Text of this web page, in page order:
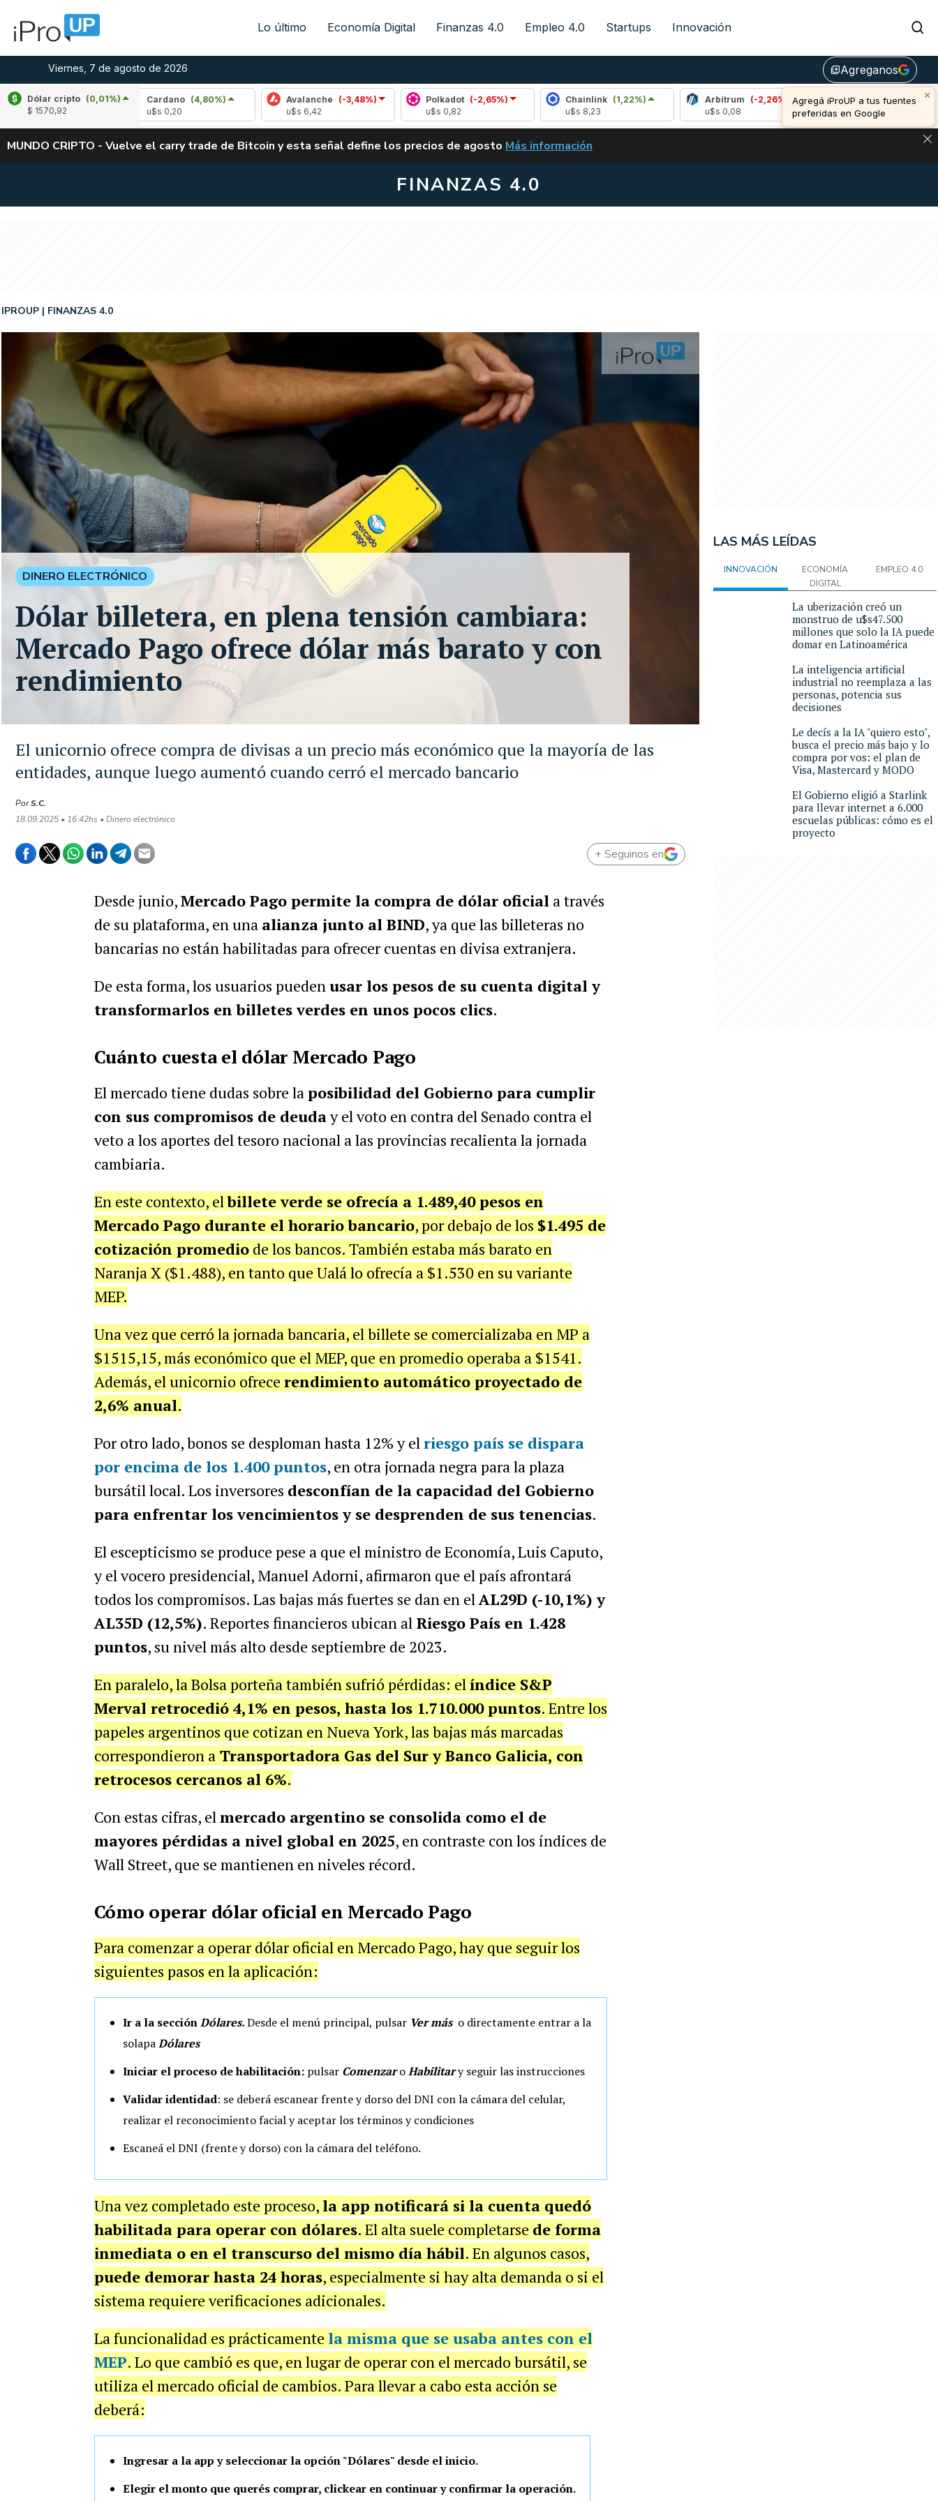
Lo último Economía Digital Finanzas 4.0 Empleo 4.0 Startups Innovación
Viernes, 7 de agosto de 2026 library_addAgreganos
×
Agregá iProUP a tus fuentes
preferidas en Google
Dólar cripto (0,01%)
$ 1570,92
1,54%) Cardano
(4,80%)
Avalanche (-3,48%)
Polkadot
(-2,65%)
Chainlink
(1,22%)
Arbitrum
(-2,26%)
Bitcoin (-0,18%)
u$s 64.379,00
ALERTA
MUNDO CRIPTO - Vuelve el carry trade de Bitcoin y esta señal define los precios de agosto VUELVE EL CARRY TRADE DE BITCOIN Y ESTA SEÑAL DEFINE LOS PRECIOS DE
Más información
FINANZAS 4.0
El unicornio ofrece compra de divisas a un precio más económico que la mayoría de las
entidades, aunque luego aumentó cuando cerró el mercado bancario
IPROUP FINANZAS 4.0
PorS.C.
18.09.2025 • 16:42hs • Dinero electrónico
DINERO ELECTRÓNICO
Dólar billetera, en plena tensión cambiara:
Mercado Pago ofrece dólar más barato y con
rendimiento
+ Seguinos en
Desde junio,Mercado Pago permite la compra de dólar oficial a través
de su plataforma, en una alianza junto al BIND, ya que las billeteras no
bancarias no están habilitadas para ofrecer cuentas en divisa extranjera.
De esta forma, los usuarios puedenusar los pesos de su cuenta digital y
transformarlos en billetes verdes en unos pocos clics.
Cuánto cuesta el dólar Mercado Pago
El mercado tiene dudas sobre laposibilidad del Gobierno para cumplir
con sus compromisos de deuday el voto en contra del Senado contra el
veto a los aportes del tesoro nacional a las provincias recalienta la jornada
cambiaria.
En este contexto, elbillete verde se ofrecía a 1.489,40 pesos en
Mercado Pago durante el horario bancario, por debajo de los $1.495 de
cotización promediode los bancos. También estaba más barato en
Naranja X ($1.488), en tanto que Ualá lo ofrecía a $1.530 en su variante
MEP.
Una vez que cerró la jornada bancaria, el billete se comercializaba en MP a
$1515,15, más económico que el MEP, que en promedio operaba a $1541.
Además, el unicornio ofrece rendimiento automático proyectado de
2,6% anual.
Por otro lado, bonos se desploman hasta 12% y elriesgo país se dispara
por encima de los 1.400 puntos, en otra jornada negra para la plaza
bursátil local. Los inversores desconfían de la capacidad del Gobierno
para enfrentar los vencimientos y se desprenden de sus tenencias.
El escepticismo se produce pese a que el ministro de Economía, Luis Caputo,
y el vocero presidencial, Manuel Adorni, afirmaron que el país afrontará
todos los compromisos. Las bajas más fuertes se dan en elAL29D (-10,1%) y
AL35D (12,5%). Reportes financieros ubican al Riesgo País en 1.428
puntos, su nivel más alto desde septiembre de 2023.
En paralelo, la Bolsa porteña también sufrió pérdidas: elíndice S&P
Merval retrocedió 4,1% en pesos, hasta los 1.710.000 puntos. Entre los
papeles argentinos que cotizan en Nueva York, las bajas más marcadas
correspondieron aTransportadora Gas del Sur y Banco Galicia, con
retrocesos cercanos al 6%.
Con estas cifras, elmercado argentino se consolida como el de
mayores pérdidas a nivel global en 2025, en contraste con los índices de
Wall Street, que se mantienen en niveles récord.
Cómo operar dólar oficial en Mercado Pago
Para comenzar a operar dólar oficial en Mercado Pago, hay que seguir los
siguientes pasos en la aplicación:
Ir a la secciónDólares.Desde el menú principal, pulsar Ver máso directamente entrar a la
solapaDólares
Iniciar el proceso de habilitación: pulsar ComenzaroHabilitary seguir las instrucciones
Validar identidad: se deberá escanear frente y dorso del DNI con la cámara del celular,
realizar el reconocimiento facial y aceptar los términos y condiciones
Escaneá el DNI (frente y dorso) con la cámara del teléfono.
Una vez completado este proceso,la app notificará si la cuenta quedó
habilitada para operar con dólares. El alta suele completarse de forma
inmediata o en el transcurso del mismo día hábil. En algunos casos,
puede demorar hasta 24 horas, especialmente si hay alta demanda o si el
sistema requiere verificaciones adicionales.
La funcionalidad es prácticamente la misma que se usaba antes con el
MEP. Lo que cambió es que, en lugar de operar con el mercado bursátil, se
utiliza el mercado oficial de cambios. Para llevar a cabo esta acción se
deberá:
Ingresar a la app y seleccionar la opción "Dólares" desde el inicio.
Elegir el monto que querés comprar, clickear en continuar y confirmar la operación.
LAS MÁS LEÍDAS
INNOVACIÓN
ECONOMÍA
DIGITAL
EMPLEO 4.0
La uberización creó un
monstruo de u$s47.500
millones que solo la IA puede
domar en Latinoamérica
La inteligencia artificial
industrial no reemplaza a las
personas, potencia sus
decisiones
Le decís a la IA "quiero esto",
busca el precio más bajo y lo
compra por vos: el plan de
Visa, Mastercard y MODO
El Gobierno eligió a Starlink
para llevar internet a 6.000
escuelas públicas: cómo es el
proyecto